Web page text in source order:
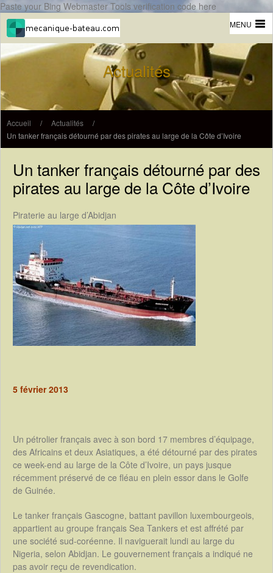
Paste your Bing Webmaster Tools verification code here
MENU
Actualités
Accueil / Actualités
/
Un tanker français détourné par des pirates au large de la Côte d’Ivoire
Un tanker français détourné par des
pirates au large de la Côte d’Ivoire
Piraterie au large d’Abidjan
5 février 2013
Un pétrolier français avec à son bord 17 membres d’équipage,
des Africains et deux Asiatiques, a été détourné par des pirates
ce week-end au large de la Côte d’Ivoire, un pays jusque
récemment préservé de ce fléau en plein essor dans le Golfe
de Guinée.
Le tanker français Gascogne, battant pavillon luxembourgeois,
appartient au groupe français Sea Tankers et est affrété par
une société sud-coréenne. Il naviguerait lundi au large du
Nigeria, selon Abidjan. Le gouvernement français a indiqué ne
pas avoir reçu de revendication.